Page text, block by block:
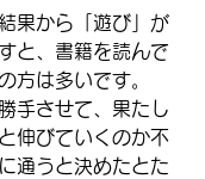
果から「遊び」が
と、書籍を読んで
方は多いです。
手させて、果たし
伸びていくのか不
通うと決めたとた